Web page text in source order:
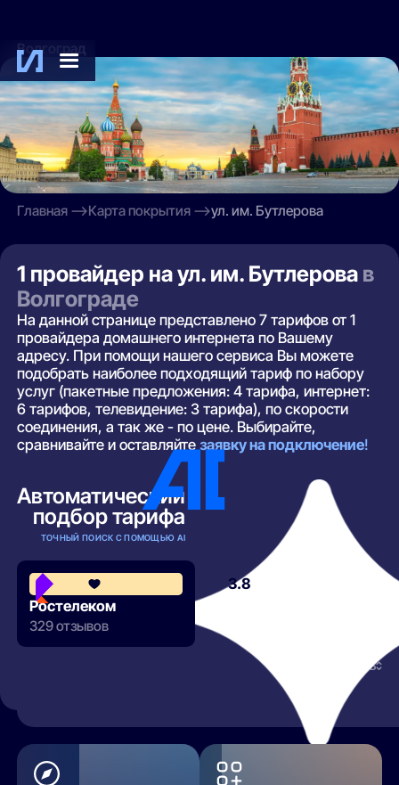
Волгоград
Главная Карта покрытия ул. им. Бутлерова
1 провайдер на ул. им. Бутлерова в
Волгограде
На данной странице представлено 7 тарифов от 1
провайдера домашнего интернета по Вашему
адресу. При помощи нашего сервиса Вы можете
подобрать наиболее подходящий тариф по набору
услуг (пакетные предложения: 4 тарифа, интернет:
6 тарифов, телевидение: 3 тарифа), по скорости
соединения, а так же - по цене. Выбирайте,
сравнивайте и оставляйтезаявку на подключение!
Автоматический
подбор тарифа
ТОЧНЫЙ ПОИСК С ПОМОЩЬЮ AI
3.8
Ростелеком
329 отзывов
РАЗВЕРНУТЬ